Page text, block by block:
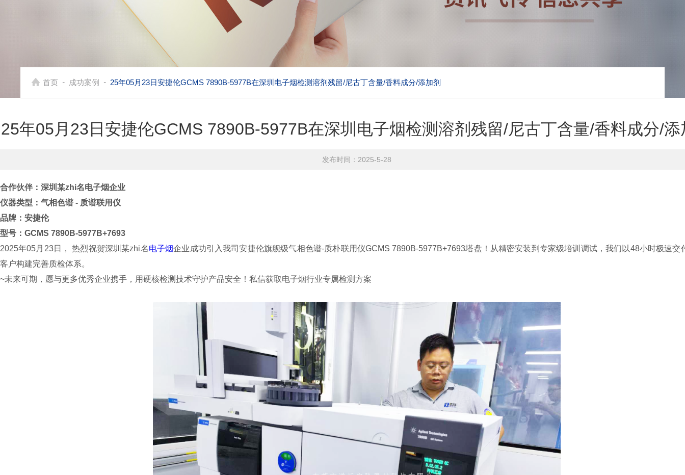
首页 - 成功案例 - 25年05月23日安捷伦GCMS 7890B-5977B在深圳电子烟检测溶剂残留/尼古丁含量/香料成分/添加剂
25年05月23日安捷伦GCMS 7890B-5977B在深圳电子烟检测溶剂残留/尼古丁含量/香料成分/添
发布时间：2025-5-28
合作伙伴： 深圳某zhi名电子烟企业
仪器类型： 气相色谱 - 质谱联用仪
品牌：安捷伦
型号： GCMS 7890B-5977B+7693
2025年05月23日， 热烈祝贺深圳某zhi名电子烟企业成功引入我司安捷伦旗舰级气相色谱-质朴联用仪GCMS 7890B-5977B+7693塔盘！从精密安装到专家级培训调试，我们以48小时极速交
客户构建完善质检体系。
~未来可期，愿与更多优秀企业携手，用硬核检测技术守护产品安全！私信获取电子烟行业专属检测方案